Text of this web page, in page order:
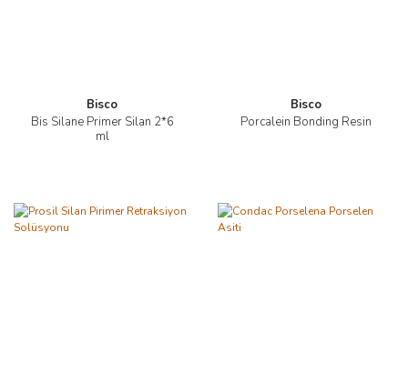
Bisco
Bis Silane Primer Silan 2*6
ml
Bisco
Porcalein Bonding Resin